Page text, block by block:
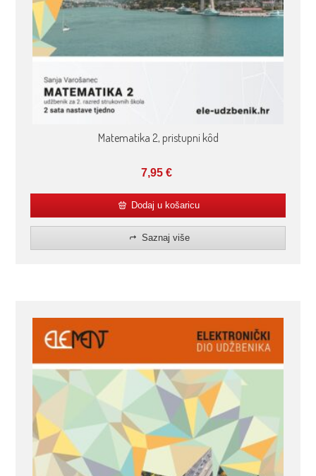
Matematika 2, pristupni kôd
7,95€
Dodaj u košaricu
Saznaj više